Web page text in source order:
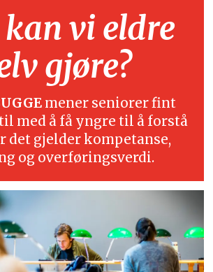
vi eldre
gjøre?
mener seniorer fint
med å få yngre til å forstå
det gjelder kompetanse,
og overføringsverdi.